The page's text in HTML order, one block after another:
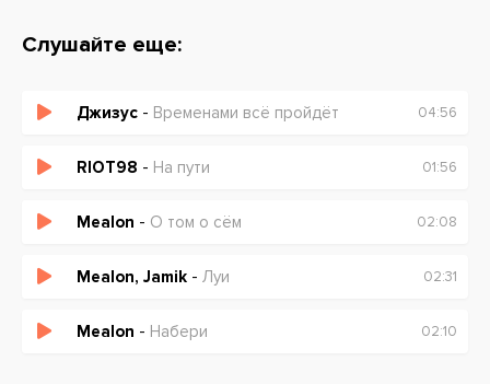
Слушайте еще:
Джизус - Временами всё пройдёт 04:56
RIOT98 - На пути 01:56
Mealon - О том о сём 02:08
Mealon, Jamik - Луи 02:31
Mealon - Набери 02:10